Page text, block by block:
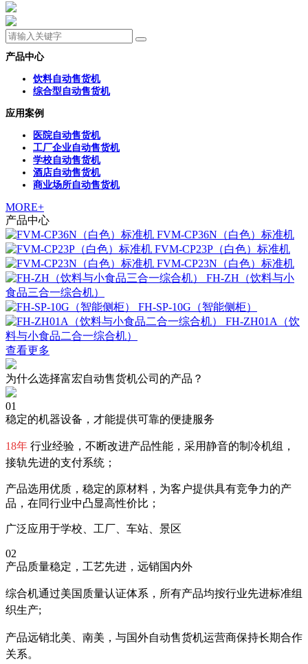
产品中心
饮料自动售货机
综合型自动售货机
应用案例
医院自动售货机
工厂企业自动售货机
学校自动售货机
酒店自动售货机
商业场所自动售货机
MORE+
产品中心
FVM-CP36N（白色）标准机
FVM-CP23P（白色）标准机
FVM-CP23N（白色）标准机
FH-ZH（饮料与小
食品三合一综合机）
FH-SP-10G（智能侧柜）
FH-ZH01A（饮
料与小食品二合一综合机）
查看更多
为什么选择富宏自动售货机公司的产品？
01
稳定的机器设备，才能提供可靠的便捷服务
18年 行业经验，不断改进产品性能，采用静音的制冷机组，
接轨先进的支付系统；
产品选用优质，稳定的原材料，为客户提供具有竞争力的产
品，在同行业中凸显高性价比；
广泛应用于学校、工厂、车站、景区
02
产品质量稳定，工艺先进，远销国内外
综合机通过美国质量认证体系，所有产品均按行业先进标准组
织生产;
产品远销北美、南美，与国外自动售货机运营商保持长期合作
关系。